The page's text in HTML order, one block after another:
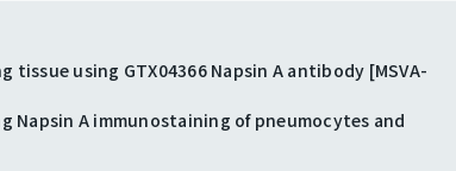
tissue using GTX04366 Napsin A antibody [MSVA-
Napsin A immunostaining of pneumocytes and
adenocarcinoma (LUAD) tissue using GTX04366
HistoMAX™.
with strong expression of Napsin A.
tissue using GTX04366 Napsin A antibody [MSVA-
in proximal tubuli of the kidney.